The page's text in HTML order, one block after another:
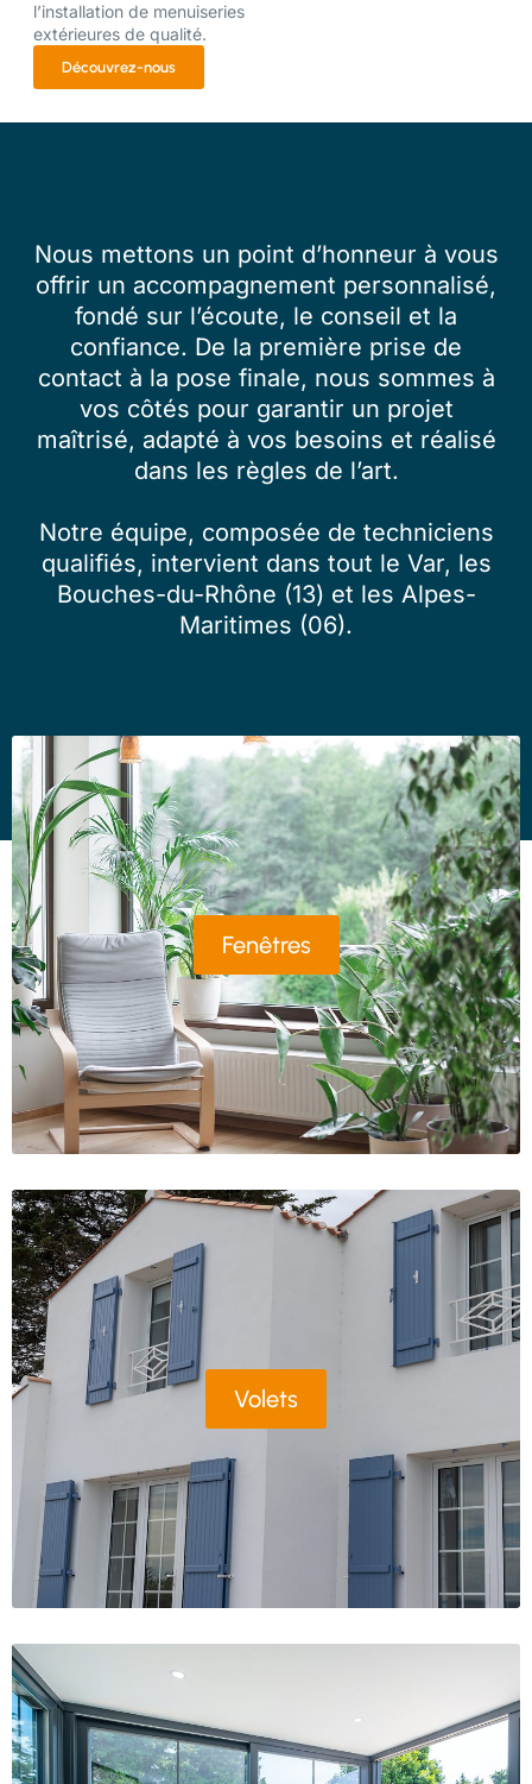
l’installation de menuiseries
extérieures de qualité.
Découvrez-nous
Nous mettons un point d’honneur à vous
offrir un accompagnement personnalisé,
fondé sur l’écoute, le conseil et la
confiance. De la première prise de
contact à la pose finale, nous sommes à
vos côtés pour garantir un projet
maîtrisé, adapté à vos besoins et réalisé
dans les règles de l’art.
Notre équipe, composée de techniciens
qualifiés, intervient dans tout le Var, les
Bouches-du-Rhône (13) et les Alpes-
Maritimes (06).
Fenêtres
Volets